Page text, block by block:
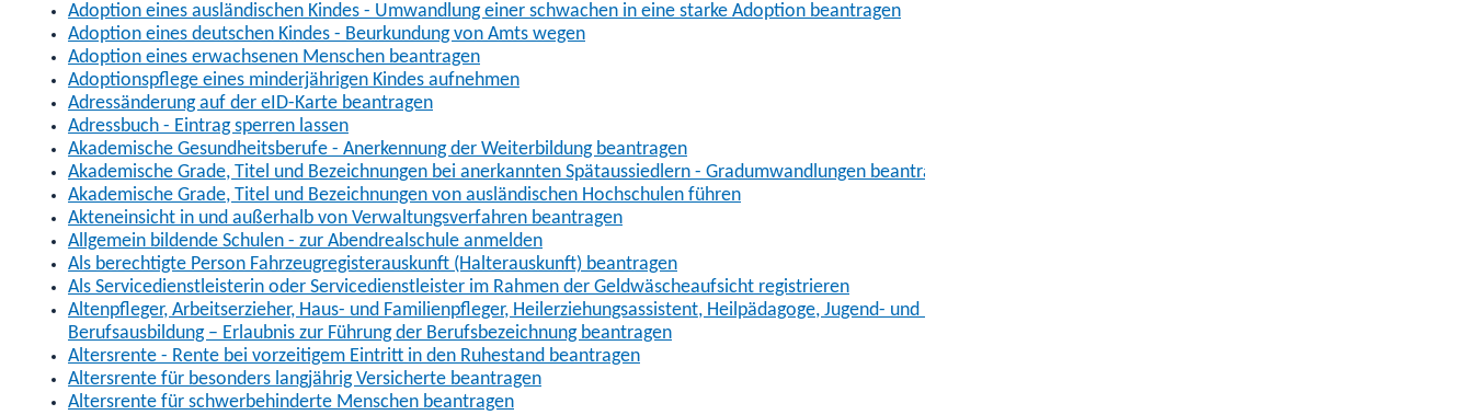
Adoption eines ausländischen Kindes - Umwandlung einer schwachen in eine starke Adoption beantragen
Adoption eines deutschen Kindes - Beurkundung von Amts wegen
Adoption eines erwachsenen Menschen beantragen
Adoptionspflege eines minderjährigen Kindes aufnehmen
Adressänderung auf der eID-Karte beantragen
Adressbuch - Eintrag sperren lassen
Akademische Gesundheitsberufe - Anerkennung der Weiterbildung beantragen
Akademische Grade, Titel und Bezeichnungen bei anerkannten Spätaussiedlern - Gradumwandlungen beantragen
Akademische Grade, Titel und Bezeichnungen von ausländischen Hochschulen führen
Akteneinsicht in und außerhalb von Verwaltungsverfahren beantragen
Allgemein bildende Schulen - zur Abendrealschule anmelden
Als berechtigte Person Fahrzeugregisterauskunft (Halterauskunft) beantragen
Als Servicedienstleisterin oder Servicedienstleister im Rahmen der Geldwäscheaufsicht registrieren
Altenpfleger, Arbeitserzieher, Haus- und Familienpfleger, Heilerziehungsassistent, Heilpädagoge, Jugend- und Heimerzieher, Sozialarbeiter, Sozialpädagoge mit ausländischer
Berufsausbildung – Erlaubnis zur Führung der Berufsbezeichnung beantragen
Altersrente - Rente bei vorzeitigem Eintritt in den Ruhestand beantragen
Altersrente für besonders langjährig Versicherte beantragen
Altersrente für schwerbehinderte Menschen beantragen